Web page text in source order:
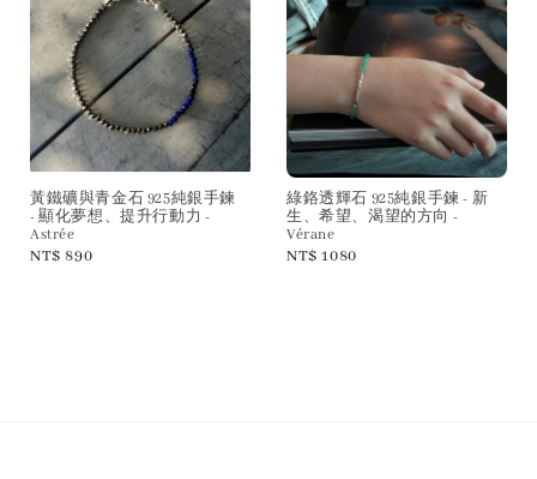
黃鐵礦與青金石 925純銀手鍊
- 顯化夢想、提升行動力 -
Astrée
Regular
NT$ 890
綠鉻透輝石 925純銀手鍊 - 新
生、希望、渴望的方向 -
Vérane
Regular
NT$ 1080